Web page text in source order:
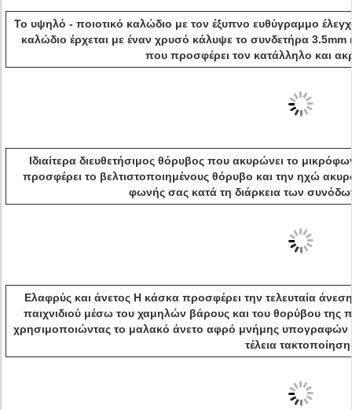
Το υψηλό - ποιοτικό καλώδιο με τον έξυπνο ευθύγραμμο
καλώδιο έρχεται με έναν χρυσό κάλυψε το συνδετήρα
που προσφέρει τον κατάλληλο και
Ιδιαίτερα διευθετήσιμος θόρυβος που ακυρώνει το
προσφέρει το βελτιστοποιημένους θόρυβο και την ηχώ
φωνής σας κατά τη διάρκεια των
Ελαφρύς και άνετος Η κάσκα προσφέρει την τελευταία
παιχνιδιού μέσω του χαμηλών βάρους και του θορύβου της
χρησιμοποιώντας το μαλακό άνετο αφρό μνήμης υπογραφών
τέλεια